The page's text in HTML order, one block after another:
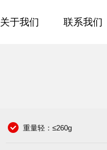
关于我们 联系我们
重量轻：≤260g